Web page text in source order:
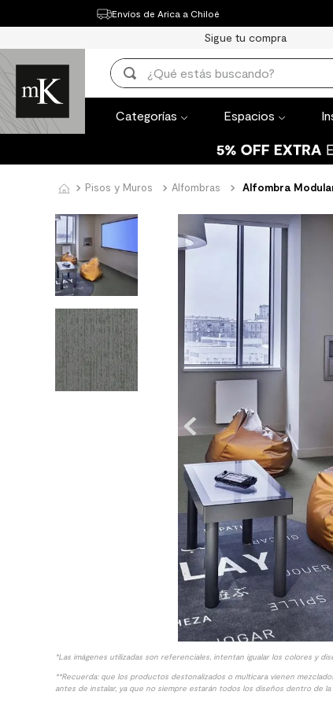
Envíos de Arica a Chiloé
Sigue tu compra
¿Qué estás buscando?
3. lavaplatos
4. espejo
ceramica muro
6.
7. piso vinilico
8. receptaculo
9 . spc
10 columna ducha
Categorías Espacios
Categorías Espacios Inspírate
TÉRMINOS
1. mueble
2
4. espejo
5.
6.
7
8
Pisos y Muros Alfombras Alfombra
*Las imágenes utilizadas son referenciales, intentan igualar los colores y
**Recuerda: que los productos destonalizados o multicara vienen
antes de instalar, ya que no siempre estarán todos los diseños dentro de la